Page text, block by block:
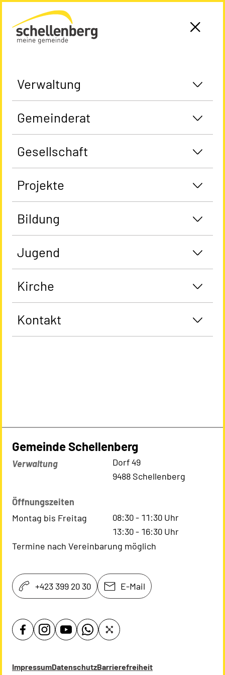
Gemeinde Schellenberg Startseite
Verwaltung
Gemeinderat
Gesellschaft
Projekte
Bildung
Jugend
Kirche
Kontakt
Gemeinde Schellenberg
Verwaltung
Dorf 49
9488 Schellenberg
Öffnungszeiten
Montag bis Freitag
08:30- 11:30 Uhr
13:30- 16:30 Uhr
Termine nach Vereinbarung möglich
+423 399 20 30 E-Mail
ImpressumDatenschutzBarrierefreiheit